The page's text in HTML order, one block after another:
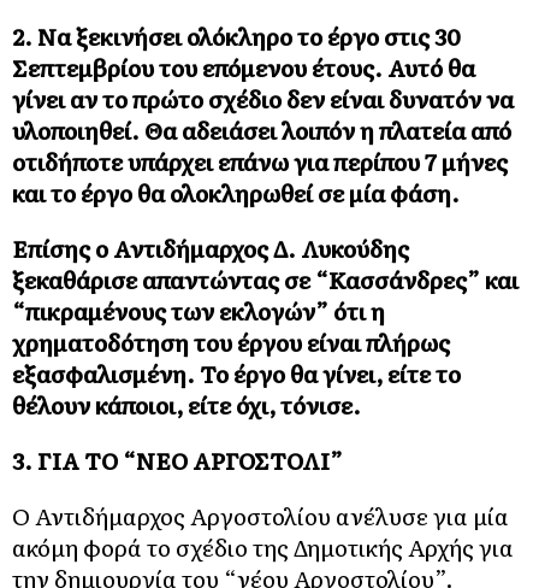
2. Να ξεκινήσει ολόκληρο το έργο στις 30
Σεπτεμβρίου του επόμενου έτους. Αυτό θα
γίνει αν το πρώτο σχέδιο δεν είναι δυνατόν να
υλοποιηθεί. Θα αδειάσει λοιπόν η πλατεία από
οτιδήποτε υπάρχει επάνω για περίπου 7 μήνες
και το έργο θα ολοκληρωθεί σε μία φάση.
Επίσης ο Αντιδήμαρχος Δ. Λυκούδης
ξεκαθάρισε απαντώντας σε “Κασσάνδρες” και
“πικραμένους των εκλογών” ότι η
χρηματοδότηση του έργου είναι πλήρως
εξασφαλισμένη. Το έργο θα γίνει, είτε το
θέλουν κάποιοι, είτε όχι, τόνισε.
3. ΓΙΑ ΤΟ “ΝΕΟ ΑΡΓΟΣΤΟΛΙ”
Ο Αντιδήμαρχος Αργοστολίου ανέλυσε για μία
ακόμη φορά το σχέδιο της Δημοτικής Αρχής για
την δημιουργία του “νέου Αργοστολίου”.